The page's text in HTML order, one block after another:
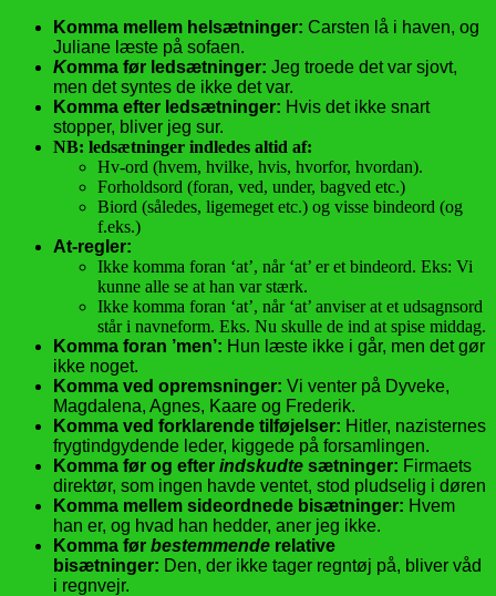
Komma mellem helsætninger: Carsten lå i haven, og
Juliane læste på sofaen.
Komma før ledsætninger: Jeg troede det var sjovt,
men det syntes de ikke det var.
Komma efter ledsætninger: Hvis det ikke snart
stopper, bliver jeg sur.
NB: ledsætninger indledes altid af:
Hv-ord (hvem, hvilke, hvis, hvorfor, hvordan).
Forholdsord (foran, ved, under, bagved etc.)
Biord (således, ligemeget etc.) og visse bindeord (og
f.eks.)
At-regler:
Ikke komma foran ‘at’, når ‘at’ er et bindeord. Eks: Vi
kunne alle se at han var stærk.
Ikke komma foran ‘at’, når ‘at’ anviser at et udsagnsord
står i navneform. Eks. Nu skulle de ind at spise middag.
Komma foran ’men’: Hun læste ikke i går, men det gør
ikke noget.
Komma ved opremsninger: Vi venter på Dyveke,
Magdalena, Agnes, Kaare og Frederik.
Komma ved forklarende tilføjelser: Hitler, nazisternes
frygtindgydende leder, kiggede på forsamlingen.
Komma før og efter indskudte sætninger: Firmaets
direktør, som ingen havde ventet, stod pludselig i døren
Komma mellem sideordnede bisætninger: Hvem
han er, og hvad han hedder, aner jeg ikke.
Komma før bestemmende relative
bisætninger: Den, der ikke tager regntøj på, bliver våd
i regnvejr.